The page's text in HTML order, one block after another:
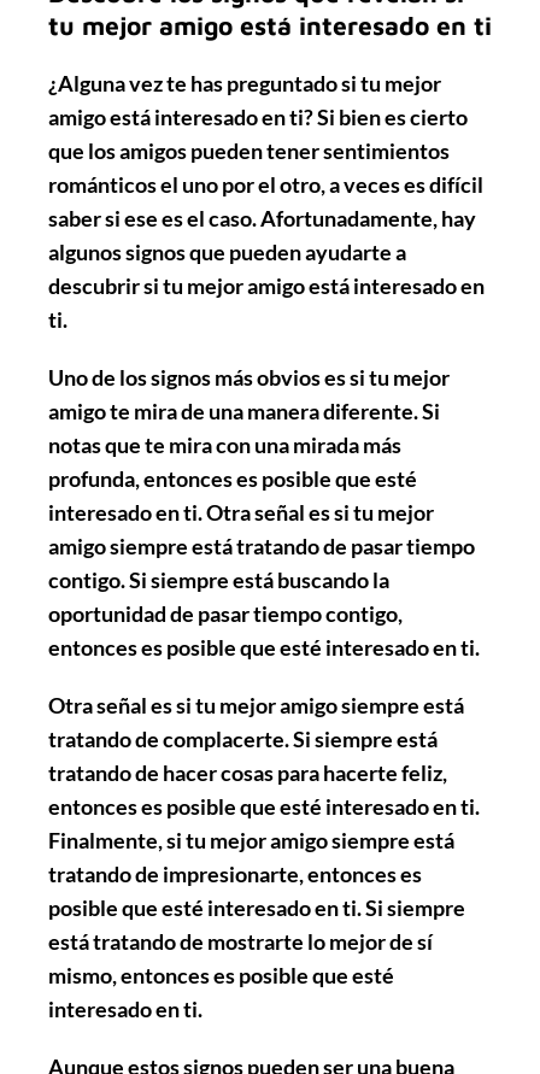
tu mejor amigo está interesado en ti
¿Alguna vez te has preguntado si tu mejor
amigo está interesado en ti? Si bien es cierto
que los amigos pueden tener sentimientos
románticos el uno por el otro, a veces es difícil
saber si ese es el caso. Afortunadamente, hay
algunossignosque pueden ayudarte a
descubrir si tu mejor amigo está interesado en
ti.
Uno de los signos más obvios es si tu mejor
amigo te mira de una manera diferente. Si
notas que te mira con una mirada más
profunda, entonces es posible que esté
interesado en ti. Otra señal es si tu mejor
amigo siempre está tratando de pasar tiempo
contigo. Si siempre está buscando la
oportunidad de pasar tiempo contigo,
entonces es posible que esté interesado en ti.
Otra señal es si tu mejor amigo siempre está
tratando de complacerte. Si siempre está
tratando de hacer cosas para hacerte feliz,
entonces es posible que esté interesado en ti.
Finalmente, si tu mejor amigo siempre está
tratando de impresionarte, entonces es
posible que esté interesado en ti. Si siempre
está tratando de mostrarte lo mejor de sí
mismo, entonces es posible que esté
interesado en ti.
Aunque estos signos pueden ser una buena